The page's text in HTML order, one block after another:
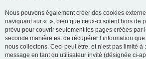
Nous pouvons également créer des cookies
naviguant sur « », bien que ceux-ci soient hors de
prévu pour couvrir seulement les pages créées par
seconde manière est de récupérer l’information
nous collectons. Ceci peut être, et n’est pas limité à
message en tant qu’utilisateur invité (désignée ci-